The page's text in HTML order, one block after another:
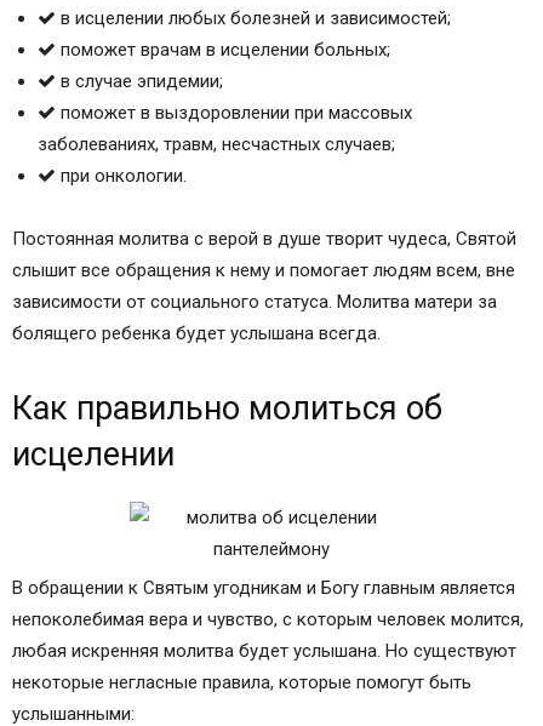
в исцелении любых болезней и зависимостей;
поможет врачам в исцелении больных;
в случае эпидемии;
поможет в выздоровлении при массовых
заболеваниях, травм, несчастных случаев;
при онкологии.
Постоянная молитва с верой в душе творит чудеса, Святой
слышит все обращения к нему и помогает людям всем, вне
зависимости от социального статуса. Молитва матери за
болящего ребенка будет услышана всегда.
Как правильно молиться об
исцелении
В обращении к Святым угодникам и Богу главным является
непоколебимая вера и чувство, с которым человек молится,
любая искренняя молитва будет услышана. Но существуют
некоторые негласные правила, которые помогут быть
услышанными: